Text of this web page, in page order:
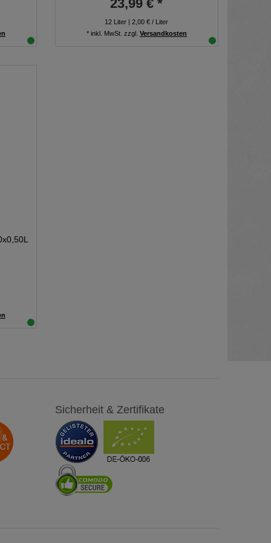
23,99 € *
12 Liter | 2,00 € / Liter
* inkl. MwSt. zzgl. Versandkosten
Sicherheit & Zertifikate